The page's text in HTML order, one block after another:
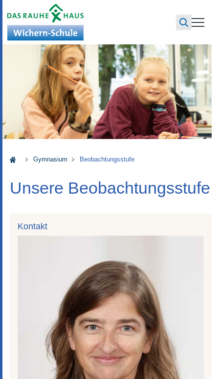
Wichern-Schule
Gymnasium Beobachtungsstufe
Unsere Beobachtungsstufe
Kontakt